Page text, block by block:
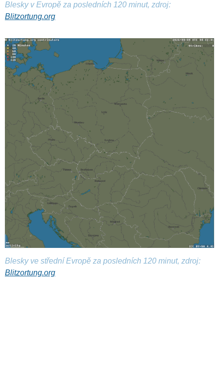
Blesky v Evropě za posledních 120 minut, zdroj:
Blitzortung.org
Blesky ve střední Evropě za posledních 120 minut, zdroj:
Blitzortung.org